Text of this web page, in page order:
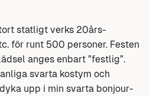
statligt verks 20års-
för runt 500 personer. Festen
anges enbart ”festlig”.
svarta kostym och
upp i min svarta bonjour-